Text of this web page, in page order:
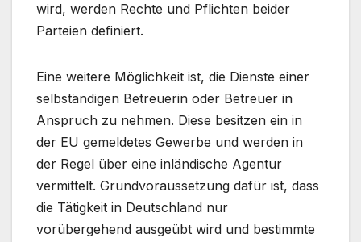
wird, werden Rechte und Pflichten beider
Parteien definiert.
Eine weitere Möglichkeit ist, die Dienste einer
selbständigen Betreuerin oder Betreuer in
Anspruch zu nehmen. Diese besitzen ein in
der EU gemeldetes Gewerbe und werden in
der Regel über eine inländische Agentur
vermittelt. Grundvoraussetzung dafür ist, dass
die Tätigkeit in Deutschland nur
vorübergehend ausgeübt wird und bestimmte